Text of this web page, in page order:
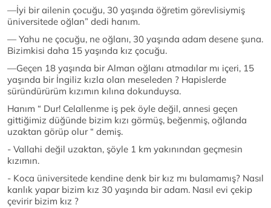
—İyi bir ailenin çocuğu, 30 yaşında öğretim görevlisiymiş
üniversitede oğlan” dedi hanım.
— Yahu ne çocuğu, ne oğlanı, 30 yaşında adam desene şuna.
Bizimkisi daha 15 yaşında kız çocuğu.
—Geçen 18 yaşında bir Alman oğlanı atmadılar mı içeri, 15
yaşında bir İngiliz kızla olan meseleden ? Hapislerde
süründürürüm kızımın kılına dokunduysa.
Hanım “ Dur! Celallenme iş pek öyle değil, annesi geçen
gittiğimiz düğünde bizim kızı görmüş, beğenmiş, oğlanda
uzaktan görüp olur “ demiş.
- Vallahi değil uzaktan, şöyle 1 km yakınından geçmesin
kızımın.
- Koca üniversitede kendine denk bir kız mı bulamamış? Nasıl
karılık yapar bizim kız 30 yaşında bir adam. Nasıl evi çekip
çevirir bizim kız ?